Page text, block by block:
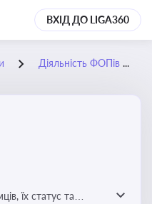
ВХІД ДО LIGA360
Діяльність ФОПів
їх статус та